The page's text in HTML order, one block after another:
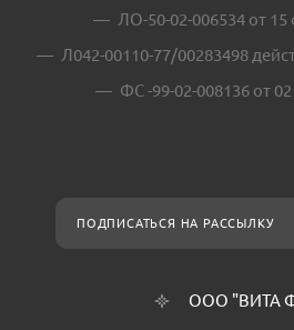
ЛО-50-02-006534 от 15
Л042-00110-77/00283498
ФС -99-02-008136 от
ПОДПИСАТЬСЯ НА РАССЫЛКУ
ООО "ВИТА